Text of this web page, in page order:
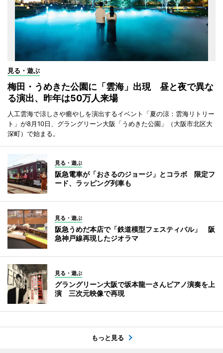
見る・遊ぶ
梅田・うめきた公園に「雲海」出現 昼と夜で異な
る演出、昨年は50万人来場
人工雲海で涼しさや癒やしを演出するイベント「夏の涼：雲海リトリー
ト」が8月10日、グラングリーン大阪「うめきた公園」（大阪市北区大
深町）で始まる。
見る・遊ぶ
阪急電車が「おさるのジョージ」とコラボ 限定フ
ード、ラッピング列車も
見る・遊ぶ
阪急うめだ本店で「鉄道模型フェスティバル」 阪
急神戸線再現したジオラマ
見る・遊ぶ
グラングリーン大阪で坂本龍一さんピアノ演奏を上
演 三次元映像で再現
もっと見る